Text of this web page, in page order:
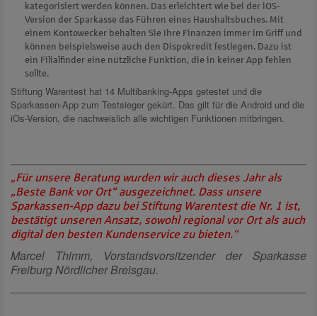
kategorisiert werden können. Das erleichtert wie bei der iOS-
Version der Sparkasse das Führen eines Haushaltsbuches. Mit
einem Kontowecker behalten Sie Ihre Finanzen immer im Griff und
können beispielsweise auch den Dispokredit festlegen. Dazu ist
ein Filialfinder eine nützliche Funktion, die in keiner App fehlen
sollte.
Stiftung Warentest hat 14 Multibanking-Apps getestet und die
Sparkassen-App zum Testsieger gekürt. Das gilt für die Android und die
iOs-Version, die nachweislich alle wichtigen Funktionen mitbringen.
„Für unsere Beratung wurden wir auch dieses Jahr als
„Beste Bank vor Ort“ ausgezeichnet. Dass unsere
Sparkassen-App dazu bei Stiftung Warentest die Nr. 1 ist,
bestätigt unseren Ansatz, sowohl regional vor Ort als auch
digital den besten Kundenservice zu bieten.“
Marcel Thimm, Vorstandsvorsitzender der Sparkasse
Freiburg Nördlicher Breisgau.